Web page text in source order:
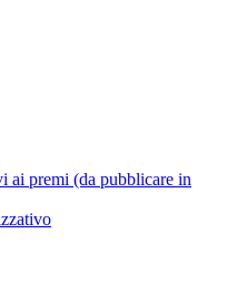
ai premi (da pubblicare in